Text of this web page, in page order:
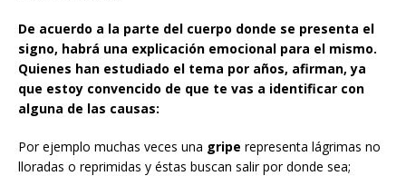
De acuerdo a la parte del cuerpo donde se presenta el
signo, habrá una explicación emocional para el mismo.
Quienes han estudiado el tema por años, afirman, ya
que estoy convencido de que te vas a identificar con
alguna de las causas:
Por ejemplo muchas veces una gripe representa lágrimas no
lloradas o reprimidas y éstas buscan salir por donde sea;